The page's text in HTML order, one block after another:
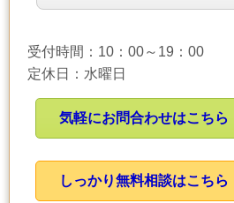
受付時間：10：00～19：00
定休日：水曜日
気軽にお問合わせはこちら
しっかり無料相談はこちら